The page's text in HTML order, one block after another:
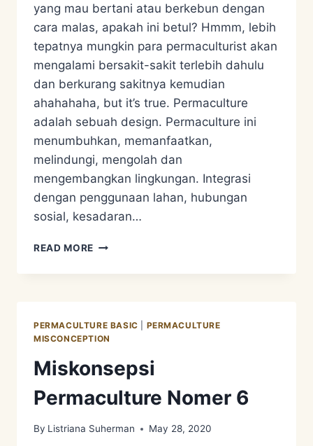
yang mau bertani atau berkebun dengan
cara malas, apakah ini betul? Hmmm, lebih
tepatnya mungkin para permaculturist akan
mengalami bersakit-sakit terlebih dahulu
dan berkurang sakitnya kemudian
ahahahaha, but it’s true. Permaculture
adalah sebuah design. Permaculture ini
menumbuhkan, memanfaatkan,
melindungi, mengolah dan
mengembangkan lingkungan. Integrasi
dengan penggunaan lahan, hubungan
sosial, kesadaran…
READ MORE MISKONSEPSI
NOMER
PERMACULTURE BASIC
PERMACULTURE
MISCONCEPTION
Miskonsepsi
Permaculture Nomer 6
By Listriana Suherman May 28, 2020